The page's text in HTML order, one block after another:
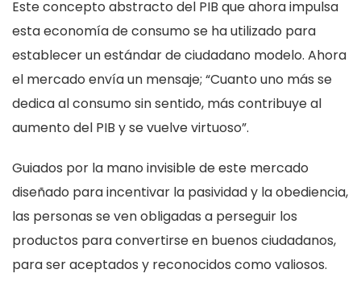
Este concepto abstracto del PIB que ahora impulsa
esta economía de consumo se ha utilizado para
establecer un estándar de ciudadano modelo. Ahora
el mercado envía un mensaje; “Cuanto uno más se
dedica al consumo sin sentido, más contribuye al
aumento del PIB y se vuelve virtuoso”.
Guiados por la mano invisible de este mercado
diseñado para incentivar la pasividad y la obediencia,
las personas se ven obligadas a perseguir los
productos para convertirse en buenos ciudadanos,
para ser aceptados y reconocidos como valiosos.